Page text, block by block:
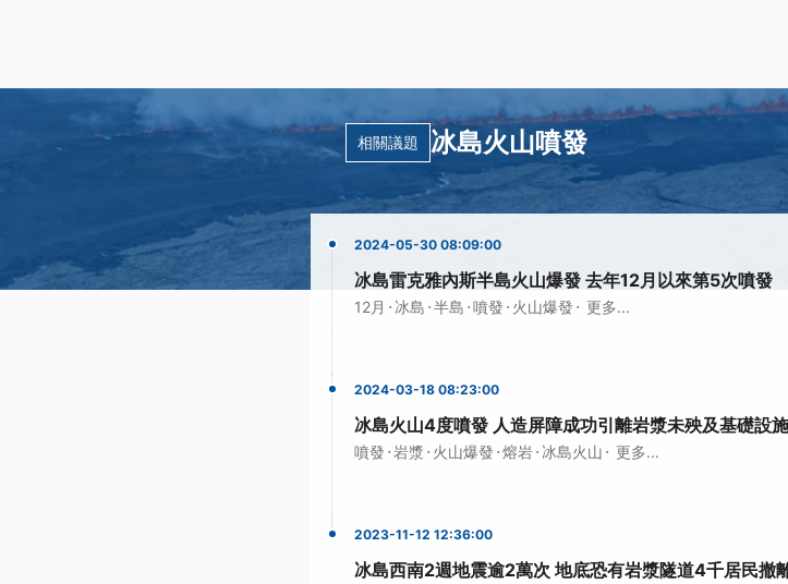
相關議題 冰島火山噴發
2024-05-30 08:09:00
冰島雷克雅內斯半島火山爆發 去年12月以來第5次噴發
12月 · 冰島 ·半島 ·噴發 · 火山爆發 · 更多...
2024-03-18 08:23:00
冰島火山4度噴發 人造屏障成功引離岩漿未殃及基礎設施
噴發 ·岩漿 · 火山爆發 ·熔岩· 冰島火山 · 更多...
2023-11-12 12:36:00
冰島西南2週地震逾2萬次 地底恐有岩漿隧道4千居民撤